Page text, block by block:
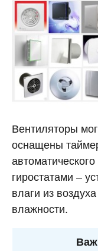
Вентиляторы
оснащены
гиростатами –
влаги из
влажности.